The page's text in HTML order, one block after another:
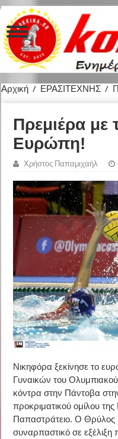
Αρχική / ΕΡΑΣΙΤΕΧΝΗΣ /
Πρεμιέρα με
Ευρώπη!
Χρήστος Παπαμιχαήλ
Νικηφόρα ξεκίνησε το
Γυναικών του
κόντρα στην Πάντοβα
προκριματικού ομίλου
Παπαστράτειο. Ο Θρύλος
συναρπαστικό σε εξέλιξη